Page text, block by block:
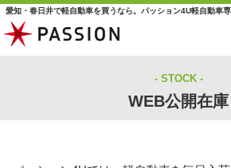
愛知・春日井で軽自動車を買うなら。パッション4U軽自動車
STOCK
WEB公開在庫